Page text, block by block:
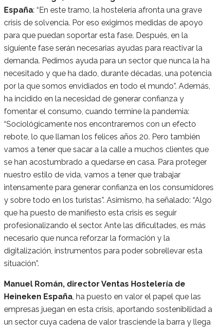
España: “En este tramo, la hostelería afronta una grave
crisis de solvencia. Por eso exigimos medidas de apoyo
para que puedan soportar esta fase. Después, en la
siguiente fase serán necesarias ayudas para reactivar la
demanda. Pedimos ayuda para un sector que nunca la ha
necesitado y que ha dado, durante décadas, una potencia
por la que somos envidiados en todo el mundo”. Además,
ha incidido en la necesidad de generar confianza y
fomentar el consumo, cuando termine la pandemia:
“Sociológicamente nos encontraremos con un efecto
rebote, lo que llaman los felices años 20. Pero también
vamos a tener que sacar a la calle a muchos clientes que
se han acostumbrado a quedarse en casa. Para proteger
nuestro estilo de vida, vamos a tener que trabajar
intensamente para generar confianza en los consumidores
y sobre todo en los turistas”. Asimismo, ha señalado: “Algo
que ha puesto de manifiesto esta crisis es seguir
profesionalizando el sector. Ante las dificultades, es más
necesario que nunca reforzar la formación y la
digitalización, instrumentos para poder sobrellevar esta
situación”.
Manuel Román, director Ventas Hostelería de
Heineken España , ha puesto en valor el papel que las
empresas juegan en esta crisis, aportando sostenibilidad a
un sector cuya cadena de valor trasciende la barra y llega